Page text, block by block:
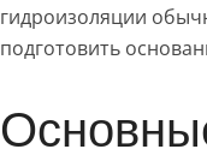
гидроизоляции
подготовить